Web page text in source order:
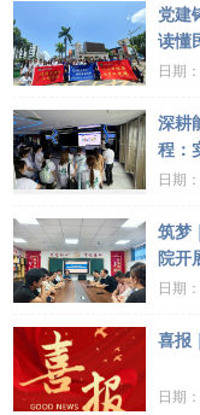
党建
读懂
深耕
程：
筑梦
院开
喜报